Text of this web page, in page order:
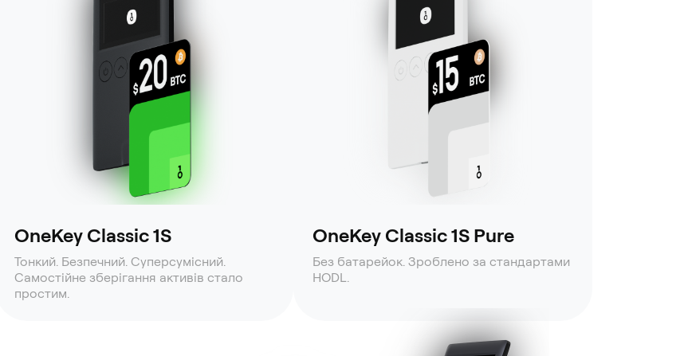
OneKey Classic 1S
Тонкий. Безпечний. Суперсумісний.
Самостійне зберігання активів стало
простим.
OneKey Classic 1S Pure
Без батарейок. Зроблено за стандартами
HODL.